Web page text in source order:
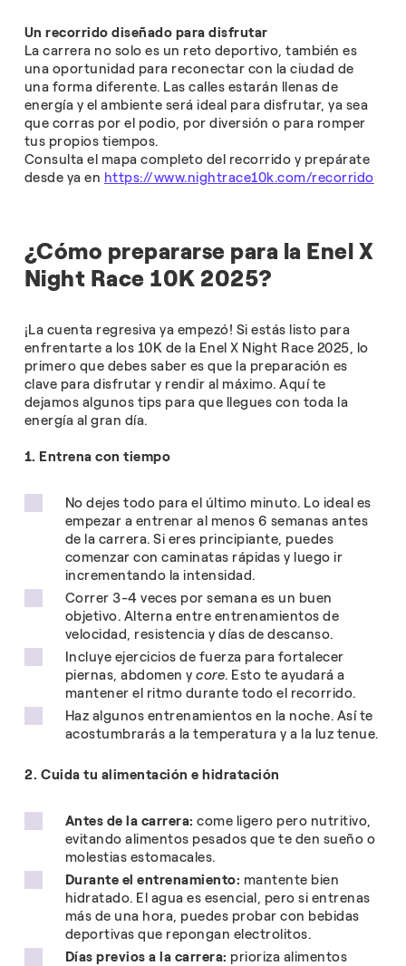
Un recorrido diseñado para disfrutar
La carrera no solo es un reto deportivo, también es
una oportunidad para reconectar con la ciudad de
una forma diferente. Las calles estarán llenas de
energía y el ambiente será ideal para disfrutar, ya sea
que corras por el podio, por diversión o para romper
tus propios tiempos.
Consulta el mapa completo del recorrido y prepárate
desde ya en https://www.nightrace10k.com/recorrido
¿Cómo prepararse para la Enel X
Night Race 10K 2025?
¡La cuenta regresiva ya empezó! Si estás listo para
enfrentarte a los 10K de la Enel X Night Race 2025, lo
primero que debes saber es que la preparación es
clave para disfrutar y rendir al máximo. Aquí te
dejamos algunos tips para que llegues con toda la
energía al gran día.
1. Entrena con tiempo
No dejes todo para el último minuto. Lo ideal es
empezar a entrenar al menos 6 semanas antes
de la carrera. Si eres principiante, puedes
comenzar con caminatas rápidas y luego ir
incrementando la intensidad.
Correr 3-4 veces por semana es un buen
objetivo. Alterna entre entrenamientos de
velocidad, resistencia y días de descanso.
Incluye ejercicios de fuerza para fortalecer
piernas, abdomen ycore. Esto te ayudará a
mantener el ritmo durante todo el recorrido.
Haz algunos entrenamientos en la noche. Así te
acostumbrarás a la temperatura y a la luz tenue.
2. Cuida tu alimentación e hidratación
Antes de la carrera:come ligero pero nutritivo,
evitando alimentos pesados que te den sueño o
molestias estomacales.
Durante el entrenamiento: mantente bien
hidratado. El agua es esencial, pero si entrenas
más de una hora, puedes probar con bebidas
deportivas que repongan electrolitos.
Días previos a la carrera: prioriza alimentos